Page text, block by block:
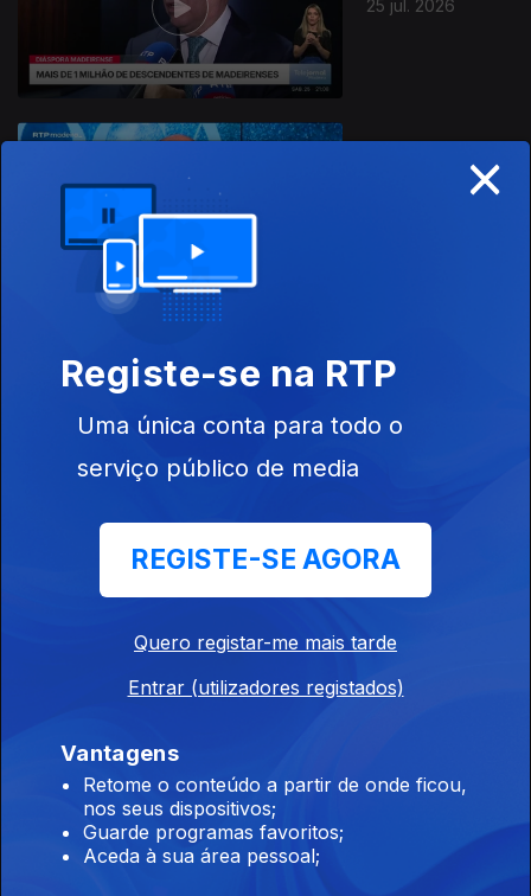
25 jul. 2026
23 jul. 2026
×
Registe-se na RTP
Uma única conta para todo o
serviço público de media
REGISTE-SE AGORA
Quero registar-me mais tarde
Entrar (utilizadores registados)
Vantagens
Retome o conteúdo a partir de onde ficou,
nos seus dispositivos;
Guarde programas favoritos;
Aceda à sua área pessoal;